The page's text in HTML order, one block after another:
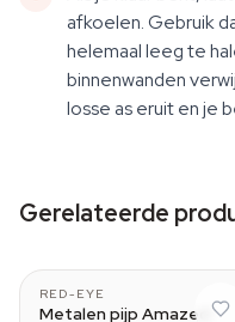
afkoelen. Gebruik
helemaal leeg te
binnenwanden
losse as eruit en je
Gerelateerde
RED-EYE
Metalen pijp Amazed